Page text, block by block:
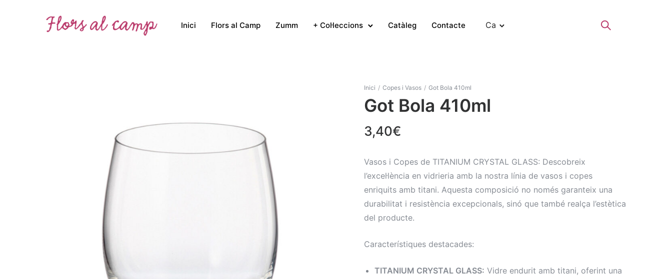
Inici Flors al Camp Zumm + Col·leccions Catàleg Contacte Ca
Inici / Copes i Vasos / Got Bola 410ml
Got Bola 410ml
3,40€
Vasos i Copes de TITANIUM CRYSTAL GLASS: Descobreix
l’excel·lència en vidrieria amb la nostra línia de vasos i copes
enriquits amb titani. Aquesta composició no només garanteix una
durabilitat i resistència excepcionals, sinó que també realça l’estètica
del producte.
Característiques destacades:
TITANIUM CRYSTAL GLASS: Vidre endurit amb titani, oferint una